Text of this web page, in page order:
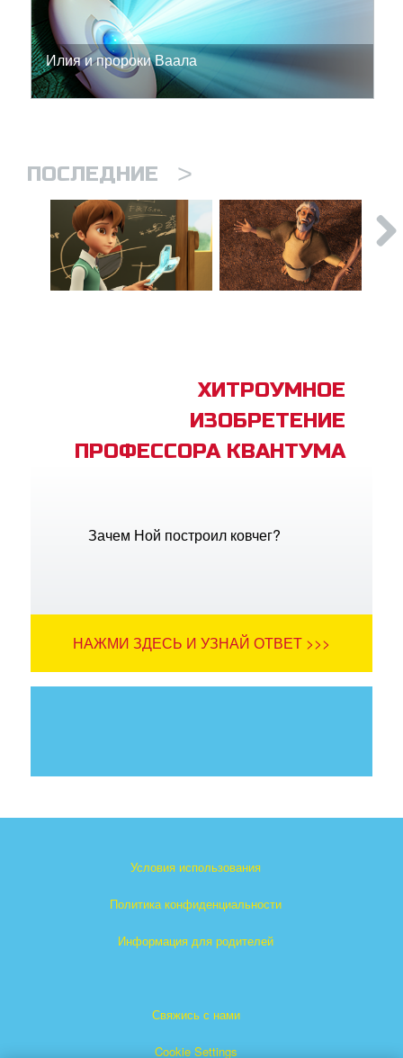
Илия и пророки Ваала
ПОСЛЕДНИЕ >
ХИТРОУМНОЕ
ИЗОБРЕТЕНИЕ
ПРОФЕССОРА КВАНТУМА
Зачем Ной построил ковчег?
НАЖМИ ЗДЕСЬ И УЗНАЙ ОТВЕТ >>>
Условия использования
Политика конфиденциальности
Информация для родителей
Свяжись с нами
Cookie Settings